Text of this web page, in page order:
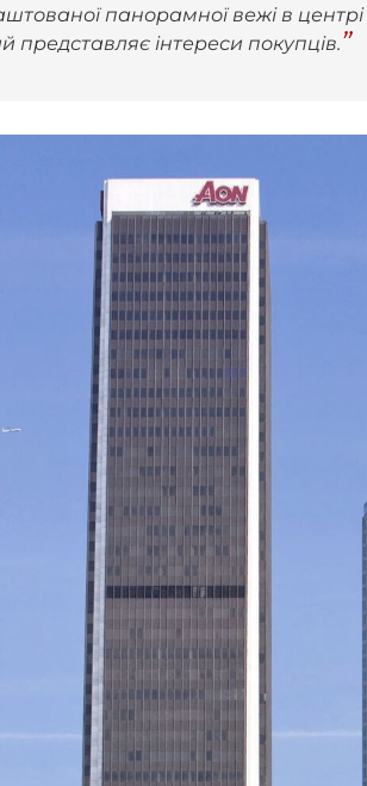
панорамної вежі в
представляє інтереси покупців.